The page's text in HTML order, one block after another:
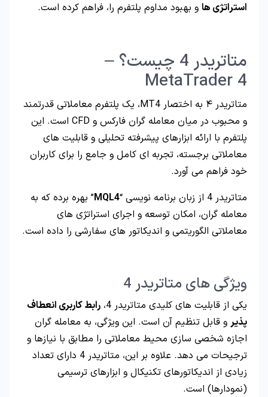
استراتژی ها و بهبود مداوم پلتفرم را، فراهم کرده است.
متاتریدر 4 چیست؟ –
MetaTrader 4
متاتریدر ۴ به اختصار MT4، یک پلتفرم معاملاتی قدرتمند
و محبوب در میان معامله گران فارکس و CFD است. این
پلتفرم با ارائه ابزارهای پیشرفته تحلیلی و قابلیت های
معاملاتی برجسته، تجربه ای کامل و جامع را برای کاربران
خود فراهم می آورد.
متاتریدر 4 از زبان برنامه نویسی “
MQL4” بهره برده که به
معامله گران، امکان توسعه و اجرای استراتژی های
معاملاتی الگوریتمی و اندیکاتور های سفارشی را داده است.
ویژگی های متاتریدر 4
یکی از قابلیت های کلیدی متاتریدر 4،
رابط کاربری انعطاف
پذیر و قابل تنظیم آن است. این ویژگی، به معامله گران
اجازه شخصی سازی محیط معاملاتی را مطابق با نیازها و
ترجیحات می دهد. علاوه بر این، متاتریدر 4 دارای تعداد
زیادی از اندیکاتورهای تکنیکال و ابزارهای ترسیمی
(نمودارها) است.